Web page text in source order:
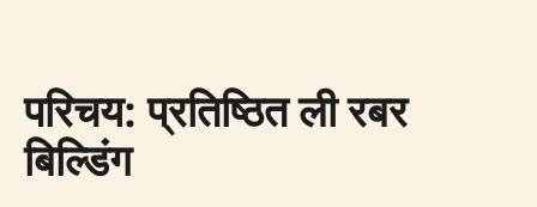
परिचय: प्रतिष्ठित ली रबर
बिल्डिंग